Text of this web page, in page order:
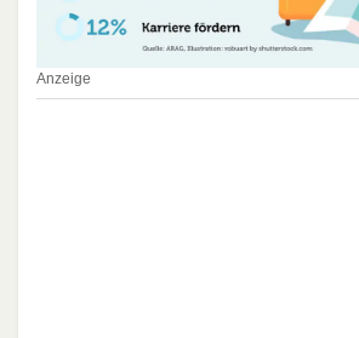
Anzeige